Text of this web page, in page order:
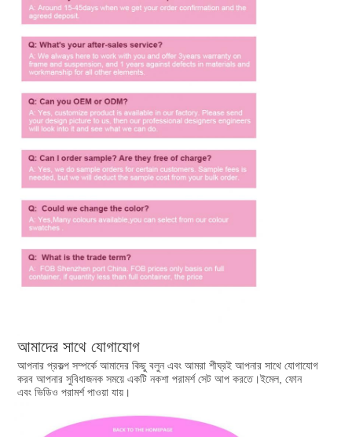
আমাদের সাথে যোগাযোগ
আপনার প্রকল্প সম্পর্কে আমাদের কিছু বলুন এবং আমরা শীঘ্রই আপনার সাথে যোগাযোগ
করব আপনার সুবিধাজনক সময়ে একটি নকশা পরামর্শ সেট আপ করতে।ইমেল, ফোন
এবং ভিডিও পরামর্শ পাওয়া যায়।